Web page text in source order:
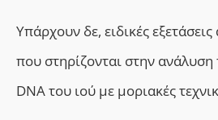
Υπάρχουν δε, ειδικές
που στηρίζονται στην
DNA του ιού με μοριακές